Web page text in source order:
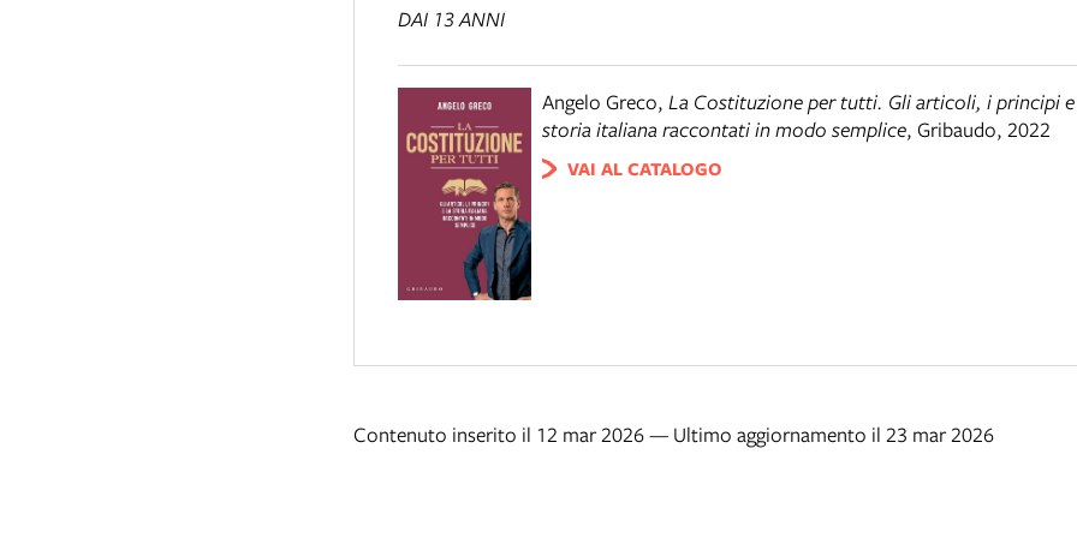
DAI 13 ANNI
Angelo Greco, La Costituzione per tutti. Gli articoli, i principi
storia italiana raccontati in modo semplice, Gribaudo, 2022
VAI AL CATALOGO
Contenuto inserito il 12 mar 2026 — Ultimo aggiornamento il 23 mar 2026